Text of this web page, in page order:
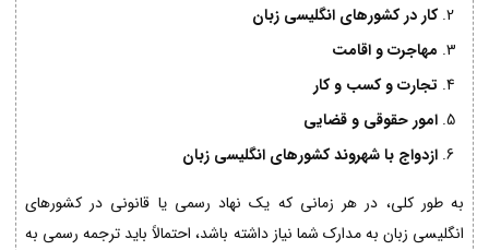
کار در کشورهای انگلیسی زبان
مهاجرت و اقامت
تجارت و کسب و کار
امور حقوقی و قضایی
ازدواج با شهروند کشورهای انگلیسی زبان
به طور کلی، در هر زمانی که یک نهاد رسمی یا قانونی در کشورهای
انگلیسی زبان به مدارک شما نیاز داشته باشد، احتمالاً باید ترجمه رسمی به